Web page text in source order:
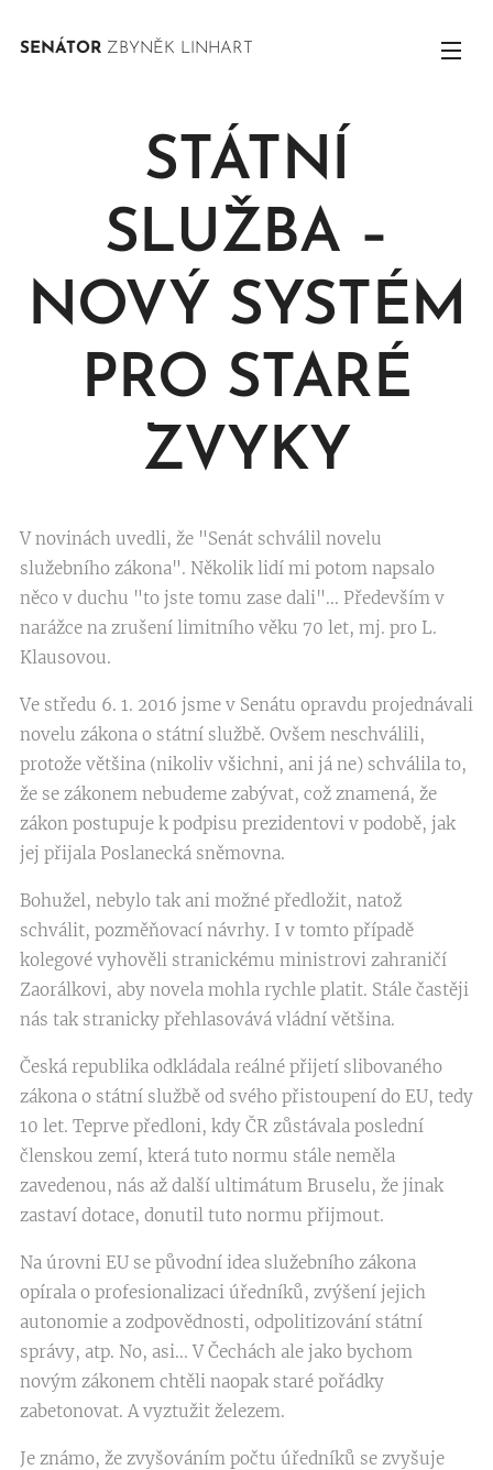
SENÁTOR ZBYNĚK LINHART
STÁTNÍ
SLUŽBA –
NOVÝ SYSTÉM
PRO STARÉ
ZVYKY
V novinách uvedli, že "Senát schválil novelu
služebního zákona". Několik lidí mi potom napsalo
něco v duchu "to jste tomu zase dali"... Především v
narážce na zrušení limitního věku 70 let, mj. pro L.
Klausovou.
Ve středu 6. 1. 2016 jsme v Senátu opravdu projednávali
novelu zákona o státní službě. Ovšem neschválili,
protože většina (nikoliv všichni, ani já ne) schválila to,
že se zákonem nebudeme zabývat, což znamená, že
zákon postupuje k podpisu prezidentovi v podobě, jak
jej přijala Poslanecká sněmovna.
Bohužel, nebylo tak ani možné předložit, natož
schválit, pozměňovací návrhy. I v tomto případě
kolegové vyhověli stranickému ministrovi zahraničí
Zaorálkovi, aby novela mohla rychle platit. Stále častěji
nás tak stranicky přehlasovává vládní většina.
Česká republika odkládala reálné přijetí slibovaného
zákona o státní službě od svého přistoupení do EU, tedy
10 let. Teprve předloni, kdy ČR zůstávala poslední
členskou zemí, která tuto normu stále neměla
zavedenou, nás až další ultimátum Bruselu, že jinak
zastaví dotace, donutil tuto normu přijmout.
Na úrovni EU se původní idea služebního zákona
opírala o profesionalizaci úředníků, zvýšení jejich
autonomie a zodpovědnosti, odpolitizování státní
správy, atp. No, asi... V Čechách ale jako bychom
novým zákonem chtěli naopak staré pořádky
zabetonovat. A vyztužit železem.
Je známo, že zvyšováním počtu úředníků se zvyšuje